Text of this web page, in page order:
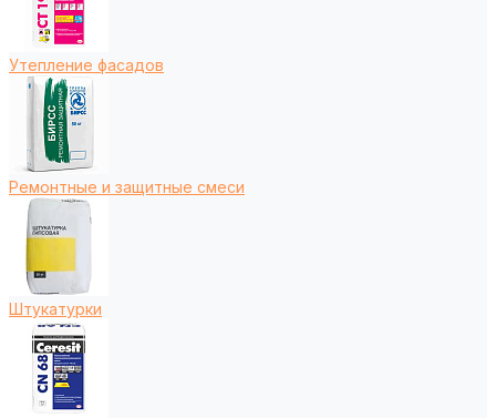
Утепление фасадов
Ремонтные и защитные смеси
Штукатурки